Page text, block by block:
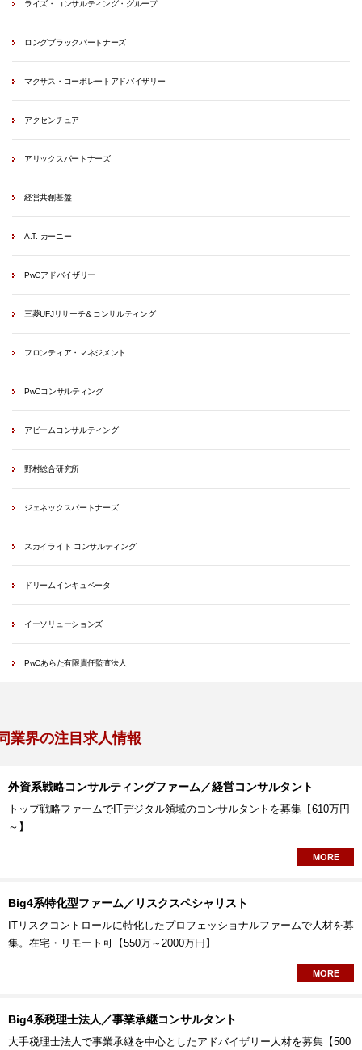
ライズ・コンサルティング・グループ
ロングブラックパートナーズ
マクサス・コーポレートアドバイザリー
アクセンチュア
アリックスパートナーズ
経営共創基盤
A.T. カーニー
PwCアドバイザリー
三菱UFJリサーチ＆コンサルティング
フロンティア・マネジメント
PwCコンサルティング
アビームコンサルティング
野村総合研究所
ジェネックスパートナーズ
スカイライト コンサルティング
ドリームインキュベータ
イーソリューションズ
PwCあらた有限責任監査法人
業界の注目求人情報
外資系戦略コンサルティングファーム／経営コンサルタント
トップ戦略ファームでITデジタル領域のコンサルタントを募集【610万円
～】
MORE
Big4系特化型ファーム／リスクスペシャリスト
ITリスクコントロールに特化したプロフェッショナルファームで人材を募
集。在宅・リモート可【550万～2000万円】
MORE
Big4系税理士法人／事業承継コンサルタント
大手税理士法人で事業承継を中心としたアドバイザリー人材を募集【500